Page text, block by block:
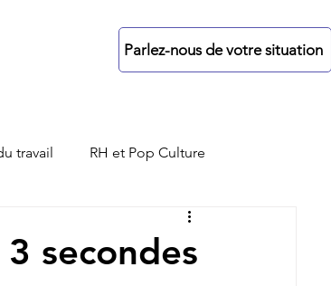
Parlez-nous de votre situation
travail RH et Pop Culture
secondes